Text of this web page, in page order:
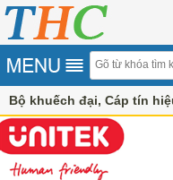
Bộ khuếch đại, Cáp tín